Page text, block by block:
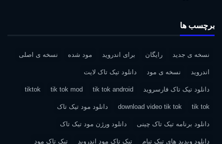
برچسب ها
نسخه ی جدید رایگان برای اندروید مود شده نسخه ی اصلی
اندروید نسخه ی مود دانلود تیک تاک لایت
دانلود تیک تاک فارسروید tik tok android
tik tok mod
tiktok
tik tok
download video tik tok دانلود مود تیک تاک
دانلود برنامه تیک تاک چینی دانلود ورژن مود تیک تاک
دانلود ویدید های تیک تیام تیک تاک مود اندروید تیک تاک مود